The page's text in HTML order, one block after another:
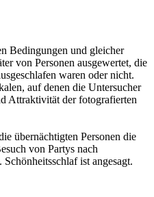
Bedingungen und gleicher
von Personen ausgewertet, die
waren oder nicht.
auf denen die Untersucher
Attraktivität der fotografierten
übernächtigten Personen die
von Partys nach
ist angesagt.